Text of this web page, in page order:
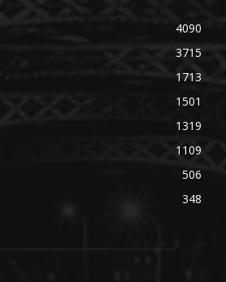
4090
3715
1713
1501
1319
1109
506
348